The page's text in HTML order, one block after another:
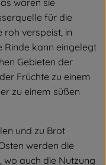
für die
roh verspeist, in
Rinde kann eingelegt
Gebieten der
Früchte zu einem
zu einem süßen
und zu Brot
werden die
wo auch die Nutzung